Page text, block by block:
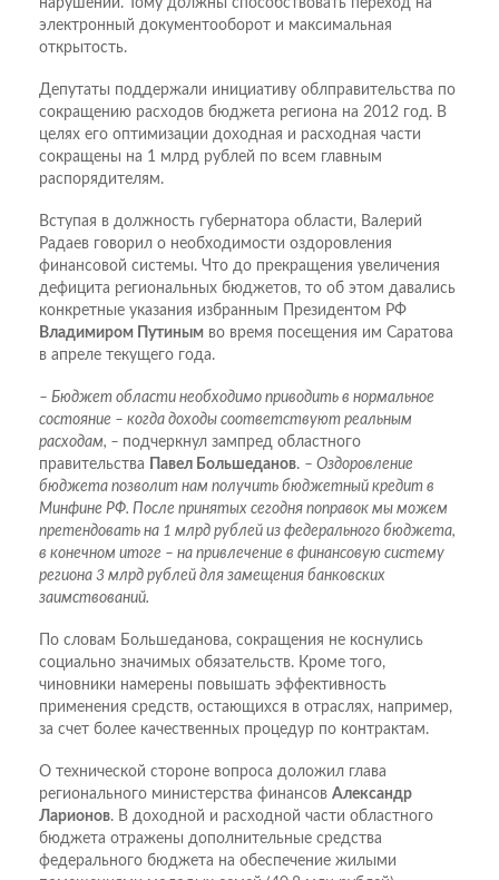
нарушений. Тому должны способствовать переход на
электронный документооборот и максимальная
открытость.
Депутаты поддержали инициативу облправительства по
сокращению расходов бюджета региона на 2012 год. В
целях его оптимизации доходная и расходная части
сокращены на 1 млрд рублей по всем главным
распорядителям.
Вступая в должность губернатора области, Валерий
Радаев говорил о необходимости оздоровления
финансовой системы. Что до прекращения увеличения
дефицита региональных бюджетов, то об этом давались
конкретные указания избранным Президентом РФ
Владимиром Путиным во время посещения им Саратова
в апреле текущего года.
– Бюджет области необходимо приводить в нормальное
состояние – когда доходы соответствуют реальным
расходам, – подчеркнул зампред областного
правительства Павел Большеданов. – Оздоровление
бюджета позволит нам получить бюджетный кредит в
Минфине РФ. После принятых сегодня поправок мы можем
претендовать на 1 млрд рублей из федерального бюджета,
в конечном итоге – на привлечение в финансовую систему
региона 3 млрд рублей для замещения банковских
заимствований.
По словам Большеданова, сокращения не коснулись
социально значимых обязательств. Кроме того,
чиновники намерены повышать эффективность
применения средств, остающихся в отраслях, например,
за счет более качественных процедур по контрактам.
О технической стороне вопроса доложил глава
регионального министерства финансов Александр
Ларионов. В доходной и расходной части областного
бюджета отражены дополнительные средства
федерального бюджета на обеспечение жилыми